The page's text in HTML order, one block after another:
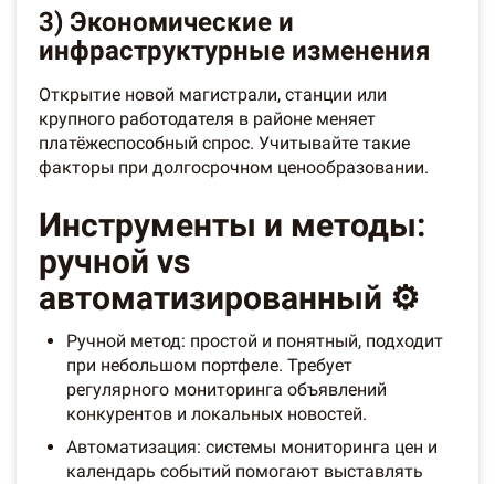
3) Экономические и
инфраструктурные изменения
Открытие новой магистрали, станции или
крупного работодателя в районе меняет
платёжеспособный спрос. Учитывайте такие
факторы при долгосрочном ценообразовании.
Инструменты и методы:
ручной vs
автоматизированный ⚙️
Ручной метод: простой и понятный, подходит
при небольшом портфеле. Требует
регулярного мониторинга объявлений
конкурентов и локальных новостей.
Автоматизация: системы мониторинга цен и
календарь событий помогают выставлять